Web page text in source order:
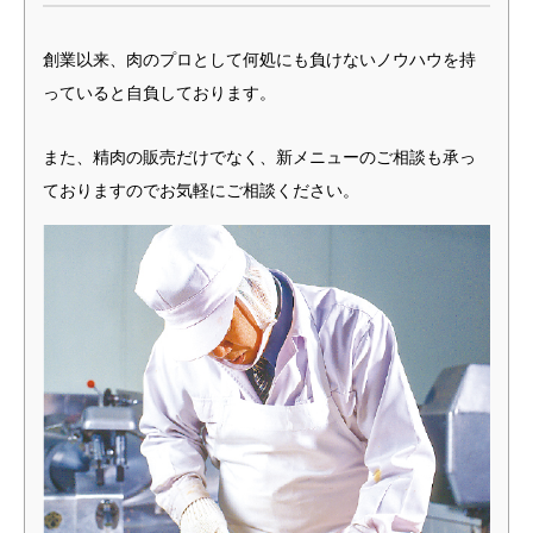
創業以来、肉のプロとして何処にも負けないノウハウを持
っていると自負しております。
また、精肉の販売だけでなく、新メニューのご相談も承っ
ておりますのでお気軽にご相談ください。